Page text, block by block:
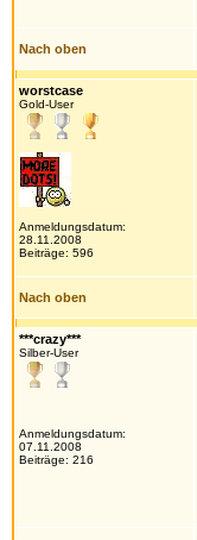
Nach oben
worstcase
Gold-User
Anmeldungsdatum:
28.11.2008
Beiträge: 596
Nach oben
***crazy***
Silber-User
Anmeldungsdatum:
07.11.2008
Beiträge: 216